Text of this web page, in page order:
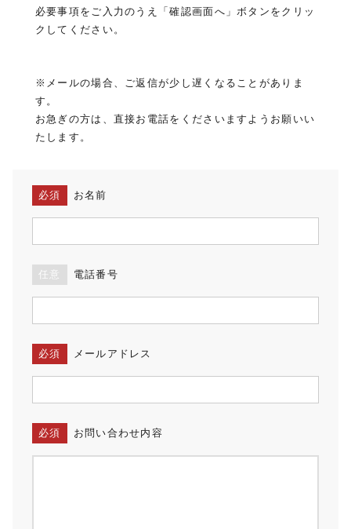
必要事項をご入力のうえ「確認画面へ」ボタンをクリッ
クしてください。
※メールの場合、ご返信が少し遅くなることがありま
す。
お急ぎの方は、直接お電話をくださいますようお願いい
たします。
必須 お名前
任意 電話番号
必須 メールアドレス
必須 お問い合わせ内容